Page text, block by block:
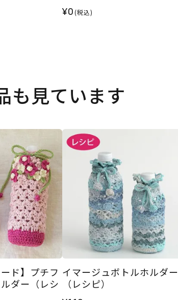
¥0(税込)
も見ています
ド】プチフ
ダー（レシ
イマージュボトルホルダー
（レシピ）